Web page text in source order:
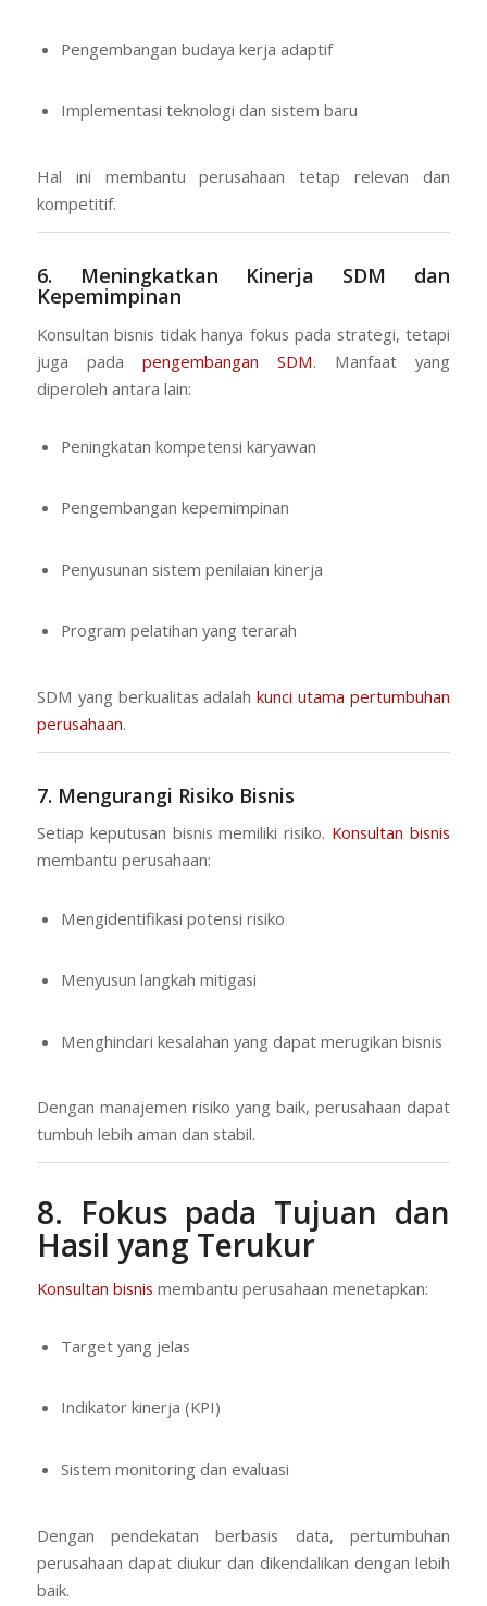
Pengembangan budaya kerja adaptif
Implementasi teknologi dan sistem baru
Hal ini membantu perusahaan tetap relevan dan
kompetitif.
6. Meningkatkan Kinerja SDM dan
Kepemimpinan
Konsultan bisnis tidak hanya fokus pada strategi, tetapi
juga pada pengembangan SDM. Manfaat yang
diperoleh antara lain:
Peningkatan kompetensi karyawan
Pengembangan kepemimpinan
Penyusunan sistem penilaian kinerja
Program pelatihan yang terarah
SDM yang berkualitas adalahkunci utama pertumbuhan
perusahaan.
7. Mengurangi Risiko Bisnis
Setiap keputusan bisnis memiliki risiko. Konsultan bisnis
membantu perusahaan:
Mengidentifikasi potensi risiko
Menyusun langkah mitigasi
Menghindari kesalahan yang dapat merugikan bisnis
Dengan manajemen risiko yang baik, perusahaan dapat
tumbuh lebih aman dan stabil.
8. Fokus pada Tujuan dan
Hasil yang Terukur
Konsultan bisnis membantu perusahaan menetapkan:
Target yang jelas
Indikator kinerja (KPI)
Sistem monitoring dan evaluasi
Dengan pendekatan berbasis data, pertumbuhan
perusahaan dapat diukur dan dikendalikan dengan lebih
baik.